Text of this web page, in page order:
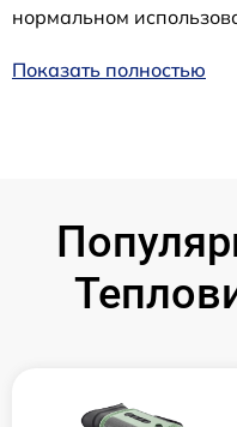
нормальном
Показать полностью